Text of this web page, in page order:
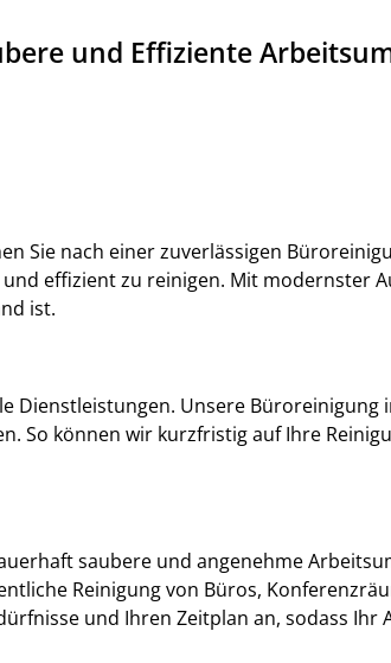
und Effiziente
Sie nach einer zuverlässigen
effizient zu reinigen. Mit modernster
ist.
Dienstleistungen. Unsere Büroreinigung
So können wir kurzfristig auf Ihre
saubere und angenehme
Reinigung von Büros,
und Ihren Zeitplan an, sodass